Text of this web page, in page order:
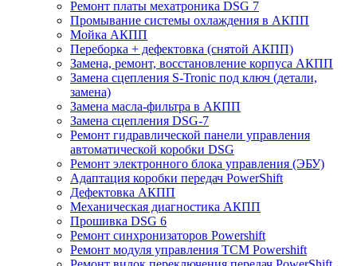
Ремонт платы мехатроника DSG 7
Промывание системы охлаждения в АКПП
Мойка АКПП
Переборка + дефектовка (снятой АКПП)
Замена, ремонт, восстановление корпуса АКПП
Замена сцепления S-Tronic под ключ (детали,
замена)
Замена масла-фильтра в АКПП
Замена сцепления DSG-7
Ремонт гидравлической панели управления
автоматической коробки DSG
Ремонт электронного блока управления (ЭБУ)
Адаптация коробки передач PowerShift
Дефектовка АКПП
Механическая диагностика АКПП
Прошивка DSG 6
Ремонт синхронизаторов Powershift
Ремонт модуля управления TCM Powershift